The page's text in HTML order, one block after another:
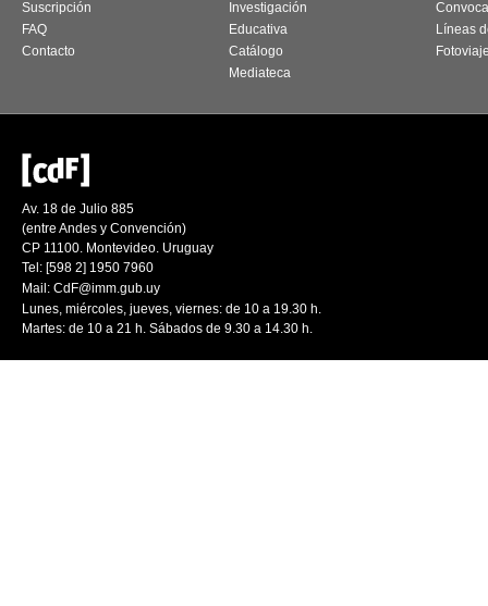
Suscripción
FAQ
Contacto
Investigación
Educativa
Catálogo
Mediateca
Líneas
Av. 18 de Julio 885
(entre Andes y Convención)
CP 11100. Montevideo. Uruguay
Tel: [598 2] 1950 7960
Mail: CdF@imm.gub.uy
Lunes, miércoles, jueves, viernes: de 10 a 19.30 h.
Martes: de 10 a 21 h. Sábados de 9.30 a 14.30 h.